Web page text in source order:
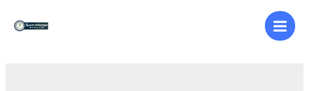
Main